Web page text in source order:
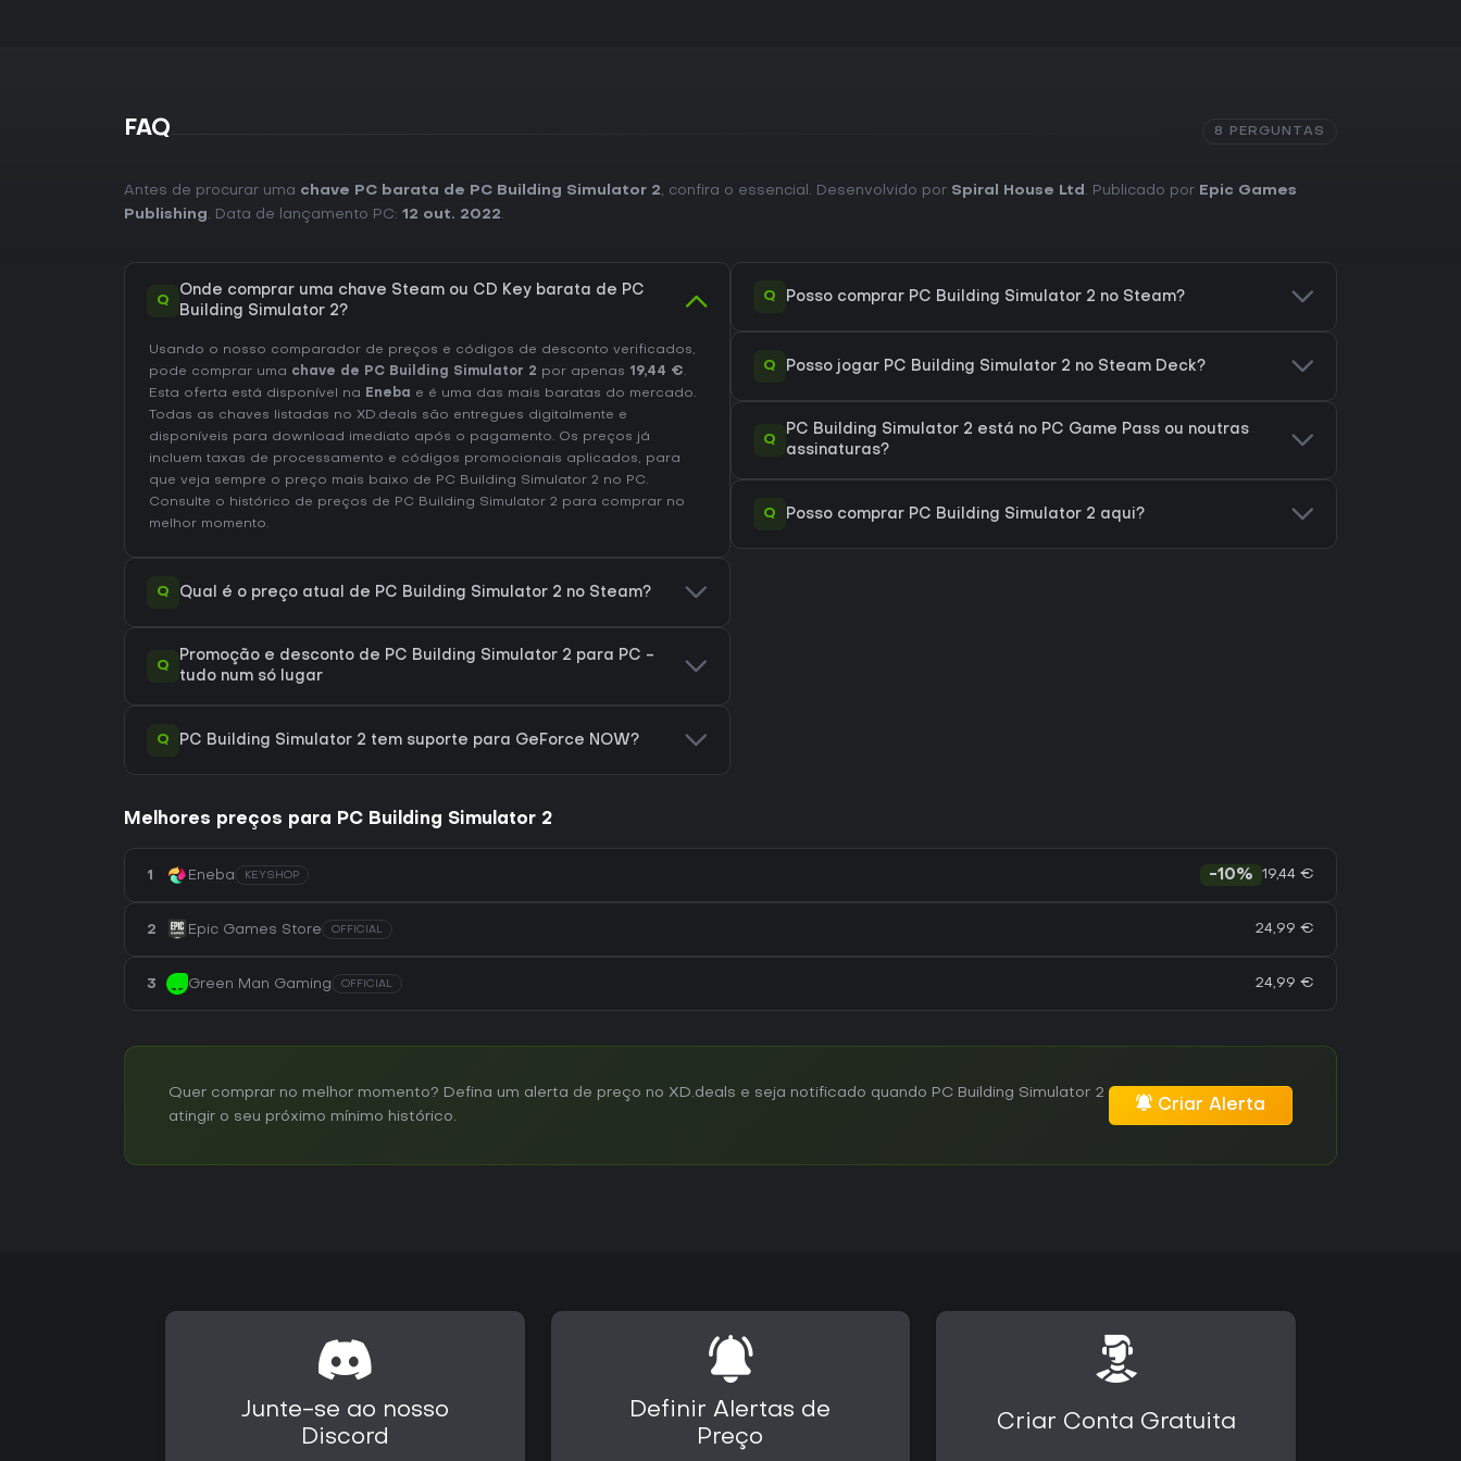
FAQ 8 PERGUNTAS
Antes de procurar uma chave PC barata de PC Building Simulator 2, confira o essencial. Desenvolvido por Spiral House Ltd . Publicado por Epic Games
Publishing. Data de lançamento PC: 12 out. 2022.
Q
Onde comprar uma chave Steam ou CD Key barata de PC
Building Simulator 2?
Usando o nosso comparador de preços e códigos de desconto verificados,
pode comprar uma chave de PC Building Simulator 2 por apenas 19,44 €.
Esta oferta está disponível na Eneba e é uma das mais baratas do mercado.
Todas as chaves listadas no XD.deals são entregues digitalmente e
disponíveis para download imediato após o pagamento. Os preços já
incluem taxas de processamento e códigos promocionais aplicados, para
que veja sempre o preço mais baixo de PC Building Simulator 2 no PC.
Consulte o histórico de preços de PC Building Simulator 2 para comprar no
melhor momento.
Q Qual é o preço atual de PC Building Simulator 2 no Steam?
Q
Promoção e desconto de PC Building Simulator 2 para PC -
tudo num só lugar
Q PC Building Simulator 2 tem suporte para GeForce NOW?
Q Posso comprar PC Building Simulator 2 no Steam?
Q Posso jogar PC Building Simulator 2 no Steam Deck?
Q
PC Building Simulator 2 está no PC Game Pass ou noutras
assinaturas?
Q Posso comprar PC Building Simulator 2 aqui?
Melhores preços para PC Building Simulator 2
1 Eneba KEYSHOP -10% 19,44 €
2 Epic Games Store OFFICIAL 24,99 €
3 Green Man Gaming OFFICIAL 24,99 €
Quer comprar no melhor momento? Defina um alerta de preço no XD.deals e seja notificado quando PC Building Simulator 2
atingir o seu próximo mínimo histórico.
Criar Alerta
Junte-se ao nosso
Discord
Definir Alertas de
Preço
Criar Conta Gratuita